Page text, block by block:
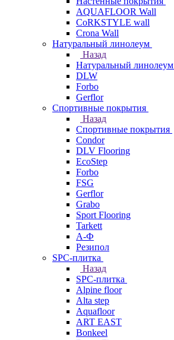
AQUAFLOOR Wall
CoRKSTYLE wall
Crona Wall
Натуральный линолеум
Назад
Натуральный линолеум
DLW
Forbo
Gerflor
Спортивные покрытия
Назад
Спортивные покрытия
Condor
DLV Flooring
EcoStep
Forbo
FSG
Gerflor
Grabo
Sport Flooring
Tarkett
А-Ф
Резипол
SPC-плитка
Назад
SPC-плитка
Alpine floor
Alta step
Aquafloor
ART EAST
Bonkeel